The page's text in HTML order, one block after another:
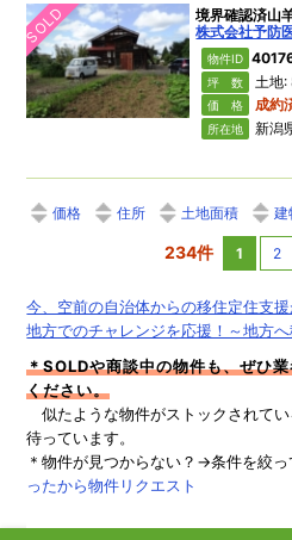
SOLD
境界確認済山
株式会社予防
物件ID
坪 数 土地
価 格 成約
所在地 新潟
価格 住所 土地面積 建
234件 1 2
今、空前の自治体からの移住定住支援
地方でのチャレンジを応援！～地方
＊SOLDや商談中の物件も、ぜひ
ください。
似たような物件がストックされて
待っています。
＊物件が見つからない？→条件を絞
ったから物件リクエスト